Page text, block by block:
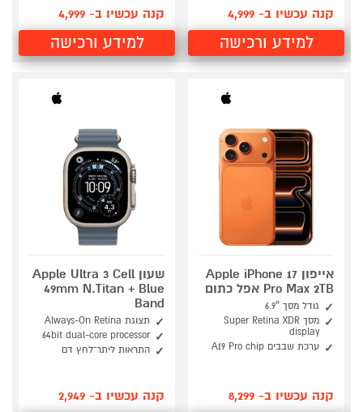
קנה עכשיו ב- 4,999
למידע ורכישה
קנה עכשיו ב- 4,999
למידע ורכישה
אייפון Apple iPhone 17
Pro Max 2TB אפל כתום
גודל מסך 6.9″
מסך Super Retina XDR
display
ערכת שבבים A19 Pro chip
קנה עכשיו ב- 8,299
שעון Apple Ultra 3 Cell
49mm N.Titan + Blue
Band
תצוגת Always-On Retina
64bit dual-core processor
התראות ליתר־לחץ דם
קנה עכשיו ב- 2,949